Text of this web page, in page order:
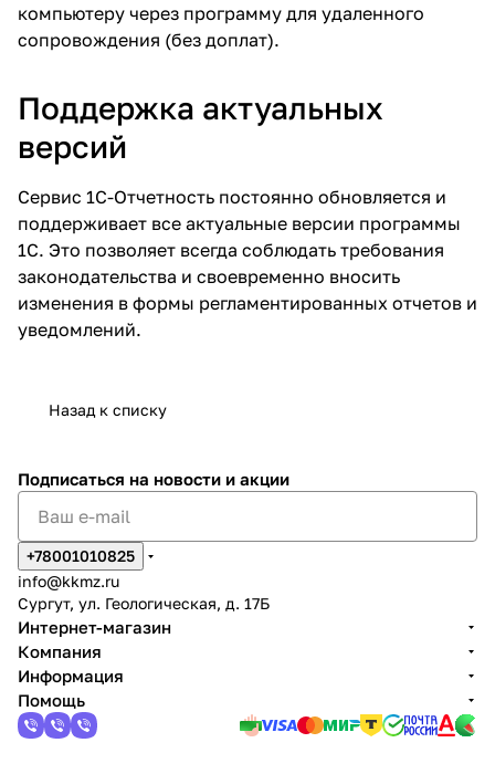
компьютеру через программу для удаленного
сопровождения (без доплат).
Поддержка актуальных
версий
Сервис 1С-Отчетность постоянно обновляется и
поддерживает все актуальные версии программы
1С. Это позволяет всегда соблюдать требования
законодательства и своевременно вносить
изменения в формы регламентированных отчетов и
уведомлений.
Назад к списку
Подписаться на новости и акции
+78001010825
info@kkmz.ru
Сургут, ул. Геологическая, д. 17Б
Интернет-магазин
Компания
Информация
Помощь